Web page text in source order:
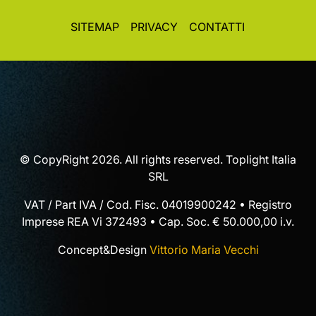
SITEMAP PRIVACY CONTATTI
© CopyRight 2026. All rights reserved. Toplight Italia
SRL
VAT / Part IVA / Cod. Fisc. 04019900242 • Registro
Imprese REA Vi 372493 • Cap. Soc. € 50.000,00 i.v.
Concept&Design Vittorio Maria Vecchi